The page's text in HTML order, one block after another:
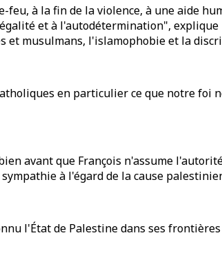
à la fin de la violence, à une aide
et à l'autodétermination",
et musulmans, l'islamophobie et la
en particulier ce que notre foi
avant que François n'assume
à l'égard de la cause
l'État de Palestine dans ses